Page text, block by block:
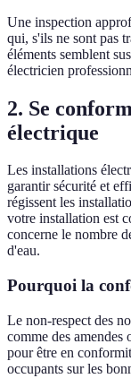
Une inspection
qui, s'ils ne sont pas
éléments semblent
électricien
2. Se
électrique
Les installations
garantir sécurité et
régissent les
votre installation est
concerne le nombre
d'eau.
Pourquoi la
Le non-respect des
comme des amendes
pour être en
occupants sur les